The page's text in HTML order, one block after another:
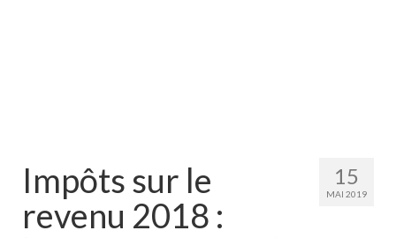
15
MAI 2019
Impôts sur le
revenu 2018 :